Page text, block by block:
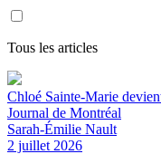
Tous les articles
Chloé Sainte-Marie
Journal de Montréal
Sarah-Émilie Nault
2 juillet 2026